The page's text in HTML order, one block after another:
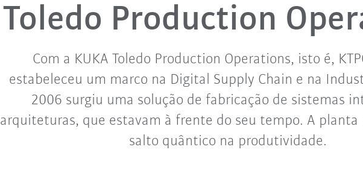
Toledo Production
Com a KUKA Toledo Production Operations, isto é,
estabeleceu um marco na Digital Supply Chain e na
2006 surgiu uma solução de fabricação de sistemas
arquiteturas, que estavam à frente do seu tempo. A
salto quântico na produtividade.